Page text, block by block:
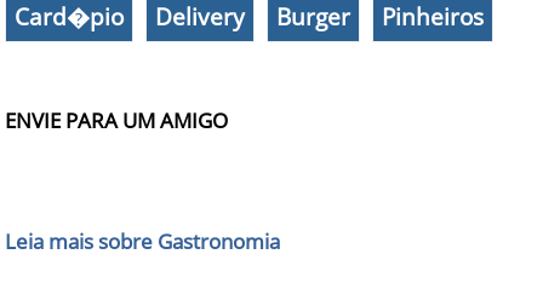
Card�pio Delivery Burger Pinheiros
ENVIE PARA UM AMIGO
Leia mais sobre Gastronomia